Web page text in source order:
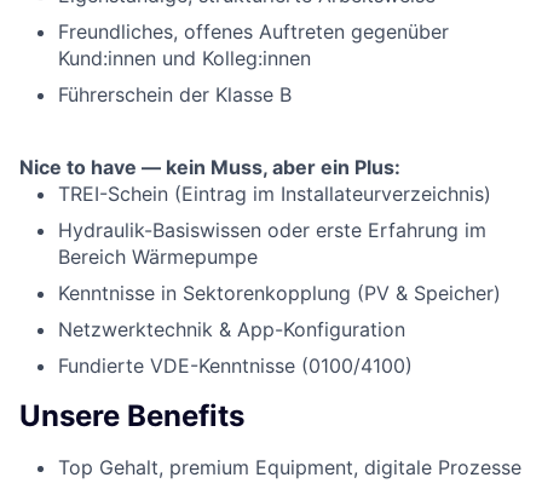
Freundliches, offenes Auftreten gegenüber
Kund:innen und Kolleg:innen
Führerschein der Klasse B
Nice to have — kein Muss, aber ein Plus:
TREI-Schein (Eintrag im Installateurverzeichnis)
Hydraulik-Basiswissen oder erste Erfahrung im
Bereich Wärmepumpe
Kenntnisse in Sektorenkopplung (PV & Speicher)
Netzwerktechnik & App-Konfiguration
Fundierte VDE-Kenntnisse (0100/4100)
Unsere Benefits
Top Gehalt, premium Equipment, digitale Prozesse